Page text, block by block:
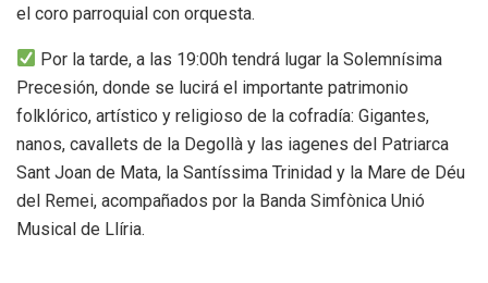
el coro parroquial con orquesta.
Por la tarde, a las 19:00h tendrá lugar la Solemnísima
Precesión, donde se lucirá el importante patrimonio
folklórico, artístico y religioso de la cofradía: Gigantes,
nanos, cavallets de la Degollà y las iagenes del Patriarca
Sant Joan de Mata, la Santíssima Trinidad y la Mare de Déu
del Remei, acompañados por la Banda Simfònica Unió
Musical de Llíria.